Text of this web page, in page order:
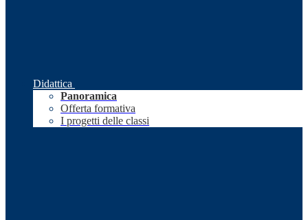
Didattica
Panoramica
Offerta formativa
I progetti delle classi